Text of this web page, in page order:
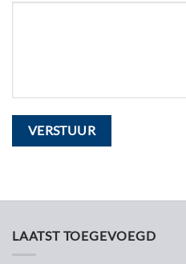
LAATST TOEGEVOEGD